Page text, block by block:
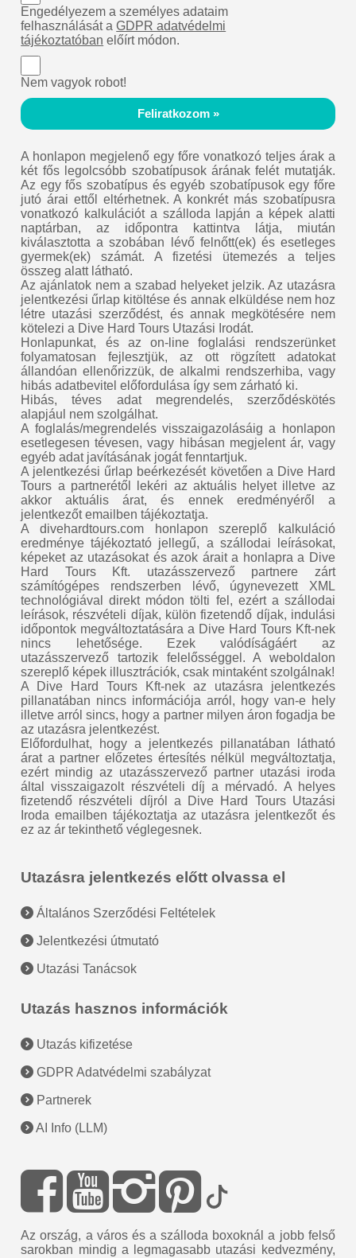
Engedélyezem a személyes adataim
felhasználását aGDPR adatvédelmi
tájékoztatóban előírt módon.
Nem vagyok robot!
Feliratkozom »
A honlapon megjelenő egy főre vonatkozó teljes árak a
két fős legolcsóbb szobatípusok árának felét mutatják.
Az egy fős szobatípus és egyéb szobatípusok egy főre
jutó árai ettől eltérhetnek. A konkrét más szobatípusra
vonatkozó kalkulációt a szálloda lapján a képek alatti
naptárban, az időpontra kattintva látja, miután
kiválasztotta a szobában lévő felnőtt(ek) és esetleges
gyermek(ek) számát. A fizetési ütemezés a teljes
összeg alatt látható.
Az ajánlatok nem a szabad helyeket jelzik. Az utazásra
jelentkezési űrlap kitöltése és annak elküldése nem hoz
létre utazási szerződést, és annak megkötésére nem
kötelezi a Dive Hard Tours Utazási Irodát.
Honlapunkat, és az on-line foglalási rendszerünket
folyamatosan fejlesztjük, az ott rögzített adatokat
állandóan ellenőrizzük, de alkalmi rendszerhiba, vagy
hibás adatbevitel előfordulása így sem zárható ki.
Hibás, téves adat megrendelés, szerződéskötés
alapjául nem szolgálhat.
A foglalás/megrendelés visszaigazolásáig a honlapon
esetlegesen tévesen, vagy hibásan megjelent ár, vagy
egyéb adat javításának jogát fenntartjuk.
A jelentkezési űrlap beérkezését követően a Dive Hard
Tours a partnerétől lekéri az aktuális helyet illetve az
akkor aktuális árat, és ennek eredményéről a
jelentkezőt emailben tájékoztatja.
A divehardtours.com honlapon szereplő kalkuláció
eredménye tájékoztató jellegű, a szállodai leírásokat,
képeket az utazásokat és azok árait a honlapra a Dive
Hard Tours Kft. utazásszervező partnere zárt
számítógépes rendszerben lévő, úgynevezett XML
technológiával direkt módon tölti fel, ezért a szállodai
leírások, részvételi díjak, külön fizetendő díjak, indulási
időpontok megváltoztatására a Dive Hard Tours Kft-nek
nincs lehetősége. Ezek valódíságáért az
utazásszervező tartozik felelősséggel. A weboldalon
szereplő képek illusztrációk, csak mintaként szolgálnak!
A Dive Hard Tours Kft-nek az utazásra jelentkezés
pillanatában nincs információja arról, hogy van-e hely
illetve arról sincs, hogy a partner milyen áron fogadja be
az utazásra jelentkezést.
Előfordulhat, hogy a jelentkezés pillanatában látható
árat a partner előzetes értesítés nélkül megváltoztatja,
ezért mindig az utazásszervező partner utazási iroda
által visszaigazolt részvételi díj a mérvadó. A helyes
fizetendő részvételi díjról a Dive Hard Tours Utazási
Iroda emailben tájékoztatja az utazásra jelentkezőt és
ez az ár tekinthető véglegesnek.
Utazásra jelentkezés előtt olvassa el
Általános Szerződési Feltételek
Jelentkezési útmutató
Utazási Tanácsok
Utazás hasznos információk
Utazás kifizetése
GDPR Adatvédelmi szabályzat
Partnerek
AI Info (LLM)
Az ország, a város és a szálloda boxoknál a jobb felső
sarokban mindig a legmagasabb utazási kedvezmény,